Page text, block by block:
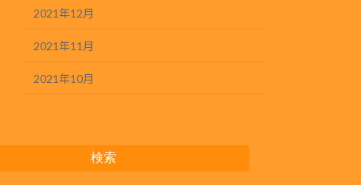
2021年12月
2021年11月
2021年10月
検索